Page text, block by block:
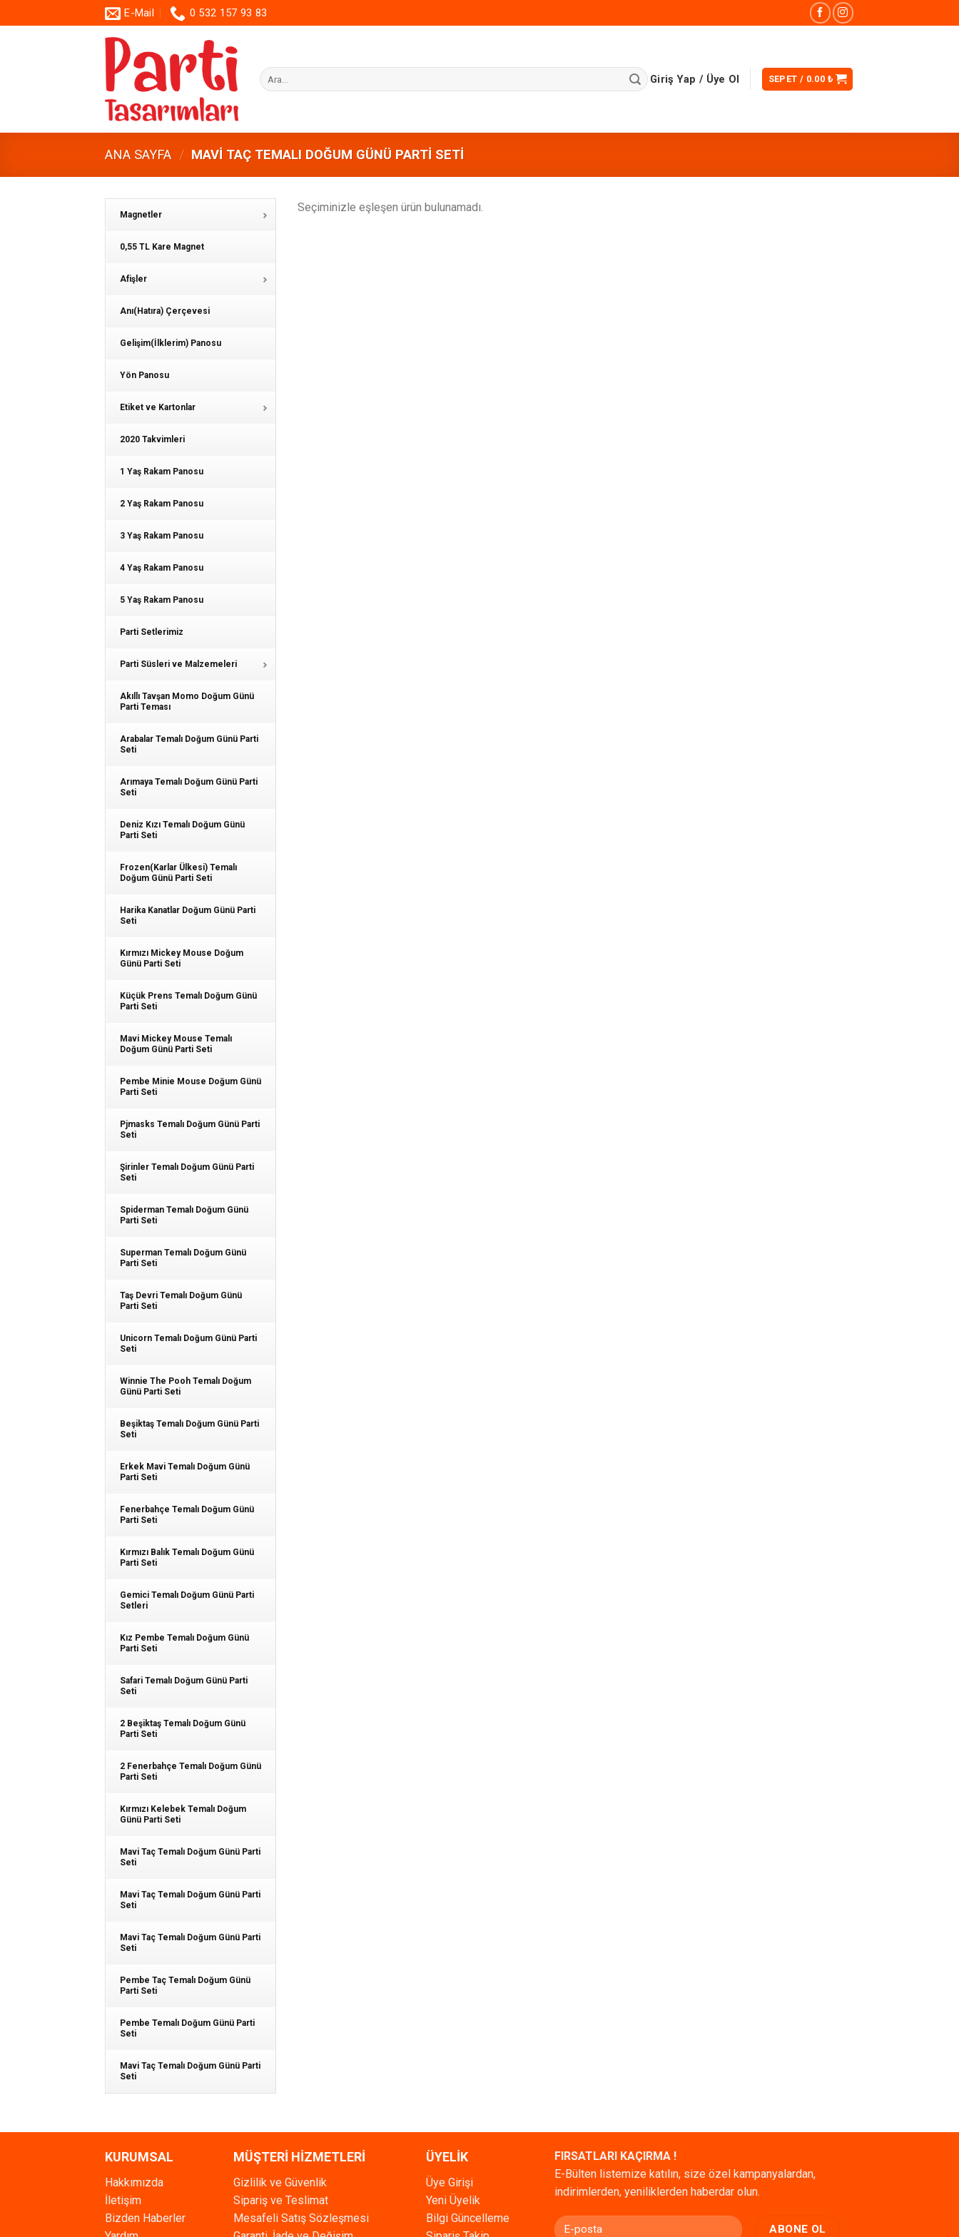
to
E-Mail 0 532 157 93 83
Ara: Giriş Yap / Üye Ol SEPET / 0.00 ₺
ANA SAYFA / MAVI TAÇ TEMALI DOĞUM GÜNÜ PARTI SETI
Magnetler
0,55 TL Kare Magnet
Afişler
Anı(Hatıra) Çerçevesi
Gelişim(İlklerim) Panosu
Yön Panosu
Etiket ve Kartonlar
2020 Takvimleri
1 Yaş Rakam Panosu
2 Yaş Rakam Panosu
3 Yaş Rakam Panosu
4 Yaş Rakam Panosu
5 Yaş Rakam Panosu
Parti Setlerimiz
Parti Süsleri ve Malzemeleri
Akıllı Tavşan Momo Doğum Günü
Parti Teması
Arabalar Temalı Doğum Günü Parti
Seti
Arımaya Temalı Doğum Günü Parti
Seti
Deniz Kızı Temalı Doğum Günü
Parti Seti
Frozen(Karlar Ülkesi) Temalı
Doğum Günü Parti Seti
Harika Kanatlar Doğum Günü Parti
Seti
Kırmızı Mickey Mouse Doğum
Günü Parti Seti
Küçük Prens Temalı Doğum Günü
Parti Seti
Mavi Mickey Mouse Temalı
Doğum Günü Parti Seti
Pembe Minie Mouse Doğum Günü
Parti Seti
Pjmasks Temalı Doğum Günü Parti
Seti
Şirinler Temalı Doğum Günü Parti
Seti
Spiderman Temalı Doğum Günü
Parti Seti
Superman Temalı Doğum Günü
Parti Seti
Taş Devri Temalı Doğum Günü
Parti Seti
Unicorn Temalı Doğum Günü Parti
Seti
Winnie The Pooh Temalı Doğum
Günü Parti Seti
Beşiktaş Temalı Doğum Günü Parti
Seti
Erkek Mavi Temalı Doğum Günü
Parti Seti
Fenerbahçe Temalı Doğum Günü
Parti Seti
Kırmızı Balık Temalı Doğum Günü
Parti Seti
Gemici Temalı Doğum Günü Parti
Setleri
Kız Pembe Temalı Doğum Günü
Parti Seti
Safari Temalı Doğum Günü Parti
Seti
2 Beşiktaş Temalı Doğum Günü
Parti Seti
2 Fenerbahçe Temalı Doğum Günü
Parti Seti
Kırmızı Kelebek Temalı Doğum
Günü Parti Seti
Mavi Taç Temalı Doğum Günü Parti
Seti
Mavi Taç Temalı Doğum Günü Parti
Seti
Mavi Taç Temalı Doğum Günü Parti
Seti
Pembe Taç Temalı Doğum Günü
Parti Seti
Pembe Temalı Doğum Günü Parti
Seti
Mavi Taç Temalı Doğum Günü Parti
Seti
Seçiminizle eşleşen ürün bulunamadı.
KURUMSAL
Hakkımızda
İletişim
Bizden Haberler
MÜŞTERİ HİZMETLERİ
Gizlilik ve Güvenlik
Sipariş ve Teslimat
Mesafeli Satış Sözleşmesi
ÜYELİK
Üye Girişi
Yeni Üyelik
Bilgi Güncelleme
FIRSATLARI KAÇIRMA !
E-Bülten listemize katılın, size özel kampanyalardan,
indirimlerden, yeniliklerden haberdar olun.